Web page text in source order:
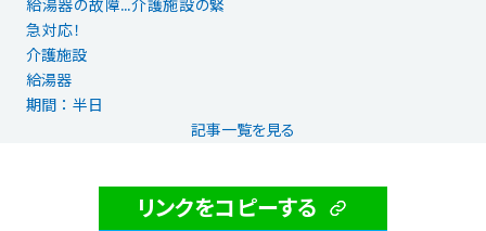
給湯器の故障…介護施設の緊
急対応！
介護施設
給湯器
期間 ： 半日
記事一覧を見る
リンクをコピーする